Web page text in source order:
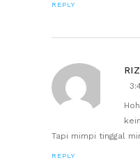
REPLY
Tapi mimpi tinggal
REPLY